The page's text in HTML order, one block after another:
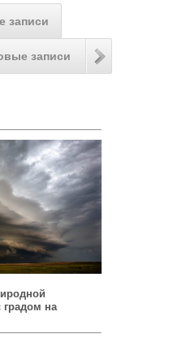
записи
записи
градом на